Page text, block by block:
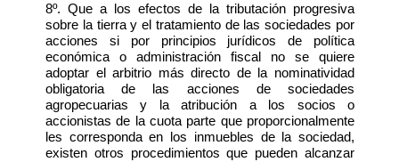
8º. Que a los efectos de la tributación progresiva
sobre la tierra y el tratamiento de las sociedades por
acciones si por principios jurídicos de política
económica o administración fiscal no se quiere
adoptar el arbitrio más directo de la nominatividad
obligatoria de las acciones de sociedades
agropecuarias y la atribución a los socios o
accionistas de la cuota parte que proporcionalmente
les corresponda en los inmuebles de la sociedad,
existen otros procedimientos que pueden alcanzar